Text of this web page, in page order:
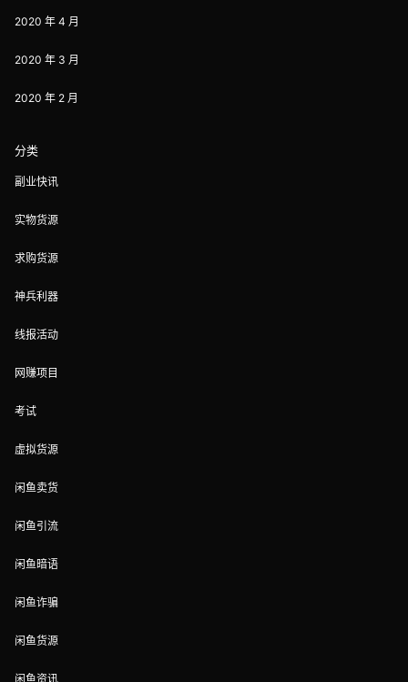
2020 年 4 月
2020 年 3 月
2020 年 2 月
分类
副业快讯
实物货源
求购货源
神兵利器
线报活动
网赚项目
考试
虚拟货源
闲鱼卖货
闲鱼引流
闲鱼暗语
闲鱼诈骗
闲鱼货源
闲鱼资讯